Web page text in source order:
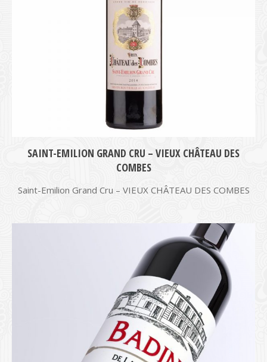
SAINT-EMILION GRAND CRU – VIEUX CHÂTEAU DES
COMBES
Saint-Emilion Grand Cru – VIEUX CHÂTEAU DES COMBES